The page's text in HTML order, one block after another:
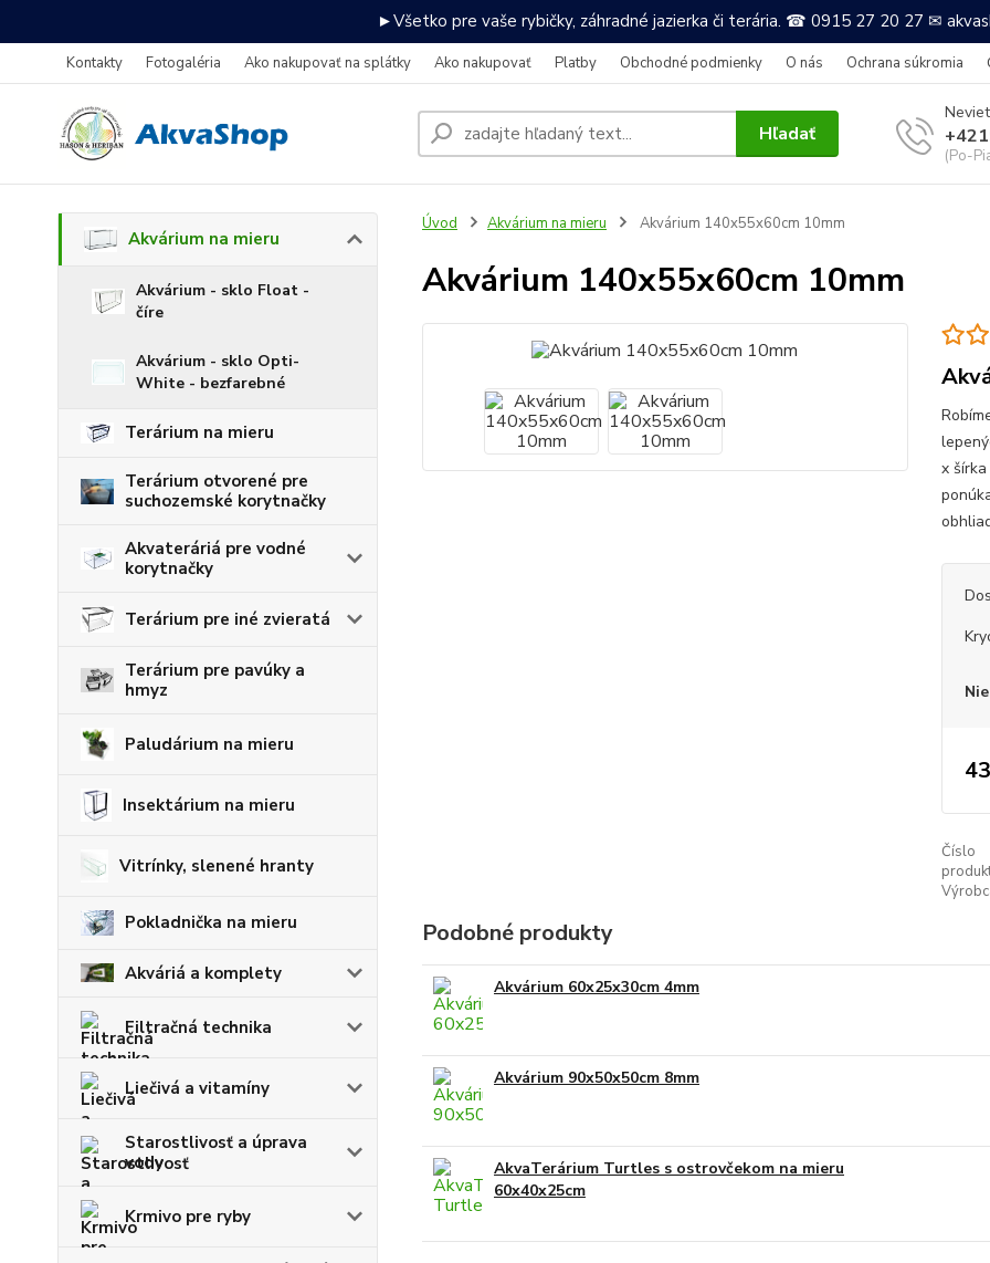
►Všetko pre vaše rybičky, záhradné jazierka či terária. ☎ 0915 27 20 27 ✉
Kontakty Fotogaléria Ako nakupovať na splátky Ako nakupovať Platby Obchodné podmienky O nás Ochrana súkromia
Hľadať
(Po-
Akvárium na mieru
Akvárium - sklo Float -
číre
Akvárium - sklo Opti-
White - bezfarebné
Terárium na mieru
Terárium otvorené pre
suchozemské korytnačky
Akvateráriá pre vodné
korytnačky
Terárium pre iné zvieratá
Terárium pre pavúky a
hmyz
Paludárium na mieru
Insektárium na mieru
Vitrínky, slenené hranty
Pokladnička na mieru
Akváriá a komplety
Filtračná technika
Liečivá a vitamíny
Starostlivosť a úprava
vody
Krmivo pre ryby
Úvod Akvárium na mieru Akvárium 140x55x60cm 10mm
Akvárium 140x55x60cm 10mm
x
Číslo
Podobné produkty
Akvárium 60x25x30cm 4mm
Akvárium 90x50x50cm 8mm
AkvaTerárium Turtles s ostrovčekom na mieru
60x40x25cm